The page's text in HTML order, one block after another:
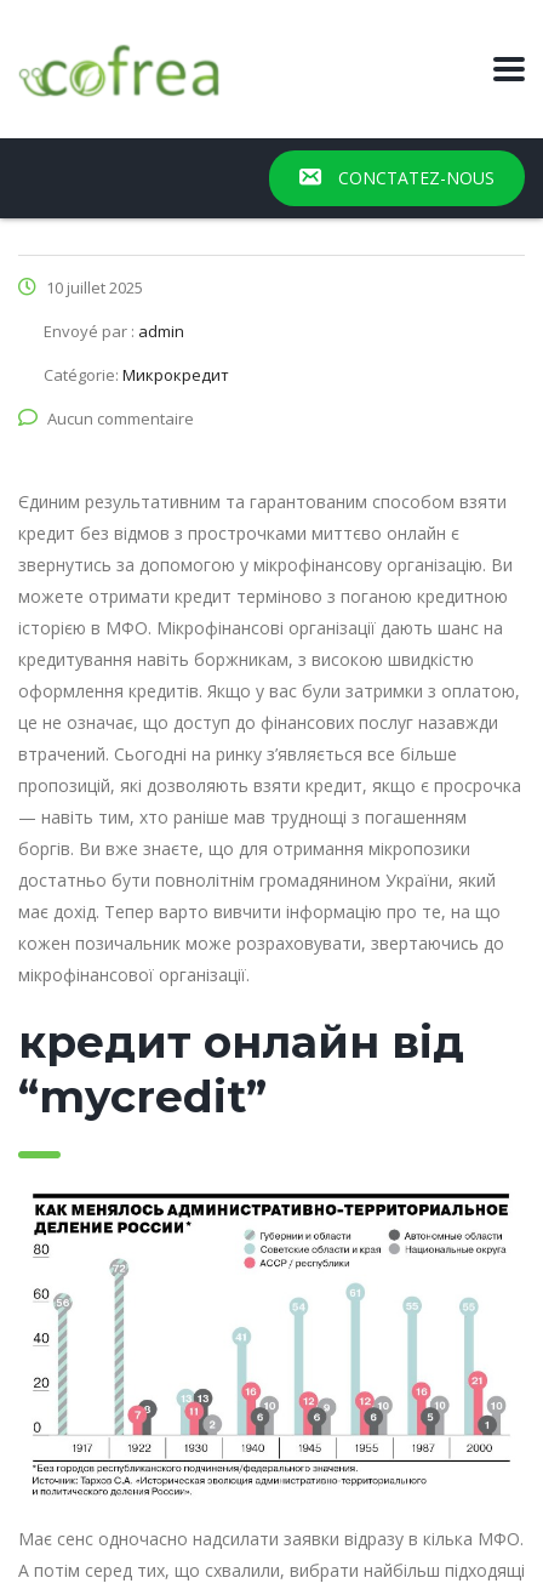
CONCTATEZ-NOUS
10 juillet 2025
Envoyé par : admin
Catégorie: Микрокредит
Aucun commentaire
Єдиним результативним та гарантованим способом взяти
кредит без відмов з прострочками миттєво онлайн є
звернутись за допомогою у мікрофінансову організацію. Ви
можете отримати кредит терміново з поганою кредитною
історією в МФО. Мікрофінансові організації дають шанс на
кредитування навіть боржникам, з високою швидкістю
оформлення кредитів. Якщо у вас були затримки з оплатою,
це не означає, що доступ до фінансових послуг назавжди
втрачений. Сьогодні на ринку з’являється все більше
пропозицій, які дозволяють взяти кредит, якщо є просрочка
— навіть тим, хто раніше мав труднощі з погашенням
боргів. Ви вже знаєте, що для отримання мікропозики
достатньо бути повнолітнім громадянином України, який
має дохід. Тепер варто вивчити інформацію про те, на що
кожен позичальник може розраховувати, звертаючись до
мікрофінансової організації.
кредит онлайн від
“mycredit”
Має сенс одночасно надсилати заявки відразу в кілька МФО.
А потім серед тих, що схвалили, вибрати найбільш підходящі